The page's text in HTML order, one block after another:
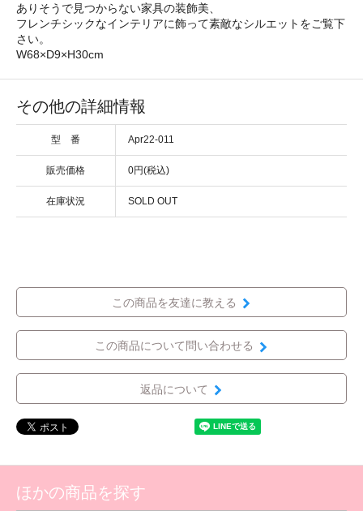
ありそうで見つからない家具の装飾美、
フレンチシックなインテリアに飾って素敵なシルエットをご覧下
さい。
W68×D9×H30cm
その他の詳細情報
型 番 Apr22-011
販売価格 0円(税込)
在庫状況 SOLD OUT
この商品を友達に教える
この商品について問い合わせる
返品について
ほかの商品を探す